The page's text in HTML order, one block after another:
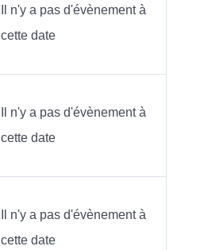
Il n'y a pas d'évènement à
cette date
Il n'y a pas d'évènement à
cette date
Il n'y a pas d'évènement à
cette date